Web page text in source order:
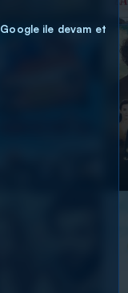
Google ile devam et